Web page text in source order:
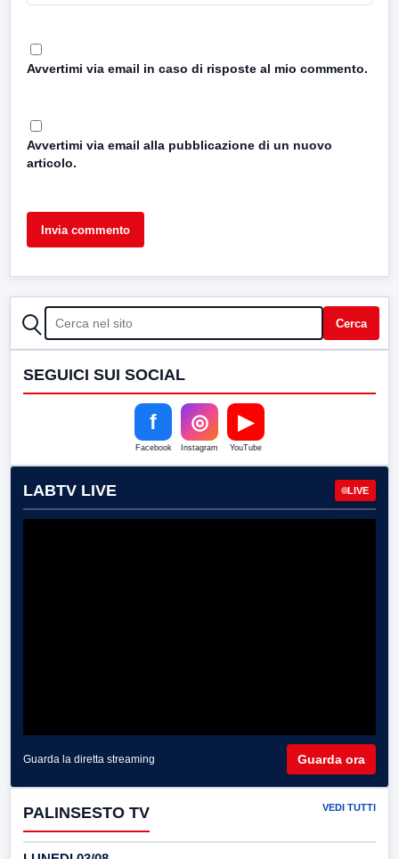
Avvertimi via email in caso di risposte al mio commento.
Avvertimi via email alla pubblicazione di un nuovo
articolo.
CERCA Cerca
SEGUICI SUI SOCIAL
f
Facebook
◎
Instagram
▶
YouTube
LABTV LIVE LIVE
Guarda la diretta streaming Guarda ora
PALINSESTO TV VEDI TUTTI